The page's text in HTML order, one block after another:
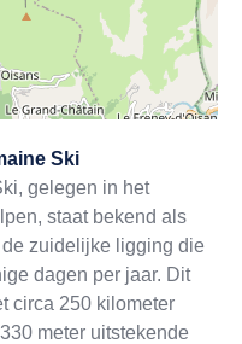
Ski
gelegen in het
staat bekend als
de zuidelijke ligging die
dagen per jaar. Dit
circa 250 kilometer
meter uitstekende